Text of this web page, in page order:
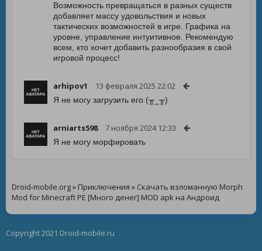
Возможность превращаться в разных существ
добавляет массу удовольствия и новых
тактических возможностей в игре. Графика на
уровне, управление интуитивное. Рекомендую
всем, кто хочет добавить разнообразия в свой
игровой процесс!
arhipov1 13 февраля 2025 22:02
Я не могу загрузить его (╥_╥)
arniarts598 7 ноября 2024 12:33
Я не могу морфировать
Droid-mobile.org» Приключения » Скачать взломанную Morph
Mod for Minecraft PE [Много денег] MOD apk на Андроид
Copyright 2021 Droid-mobile.ru